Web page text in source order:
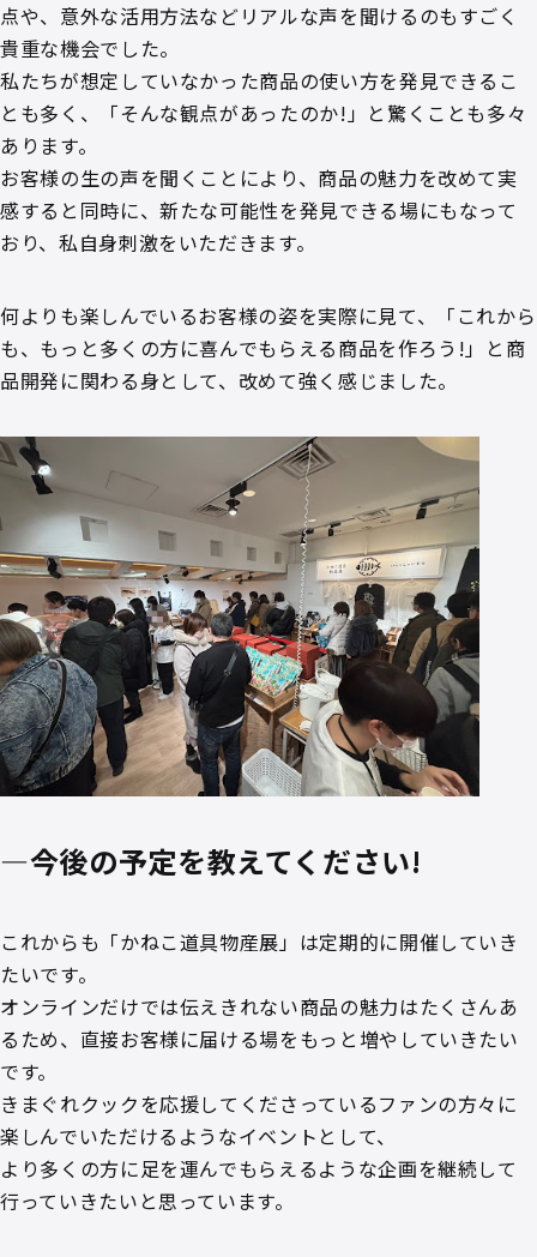
点や、意外な活用方法などリアルな声を聞けるのもすごく
貴重な機会でした。
私たちが想定していなかった商品の使い方を発見できるこ
とも多く、「そんな観点があったのか!」と驚くことも多々
あります。
お客様の生の声を聞くことにより、商品の魅力を改めて実
感すると同時に、新たな可能性を発見できる場にもなって
おり、私自身刺激をいただきます。
何よりも楽しんでいるお客様の姿を実際に見て、「これから
も、もっと多くの方に喜んでもらえる商品を作ろう!」と商
品開発に関わる身として、改めて強く感じました。
—今後の予定を教えてください!
これからも「かねこ道具物産展」は定期的に開催していき
たいです。
オンラインだけでは伝えきれない商品の魅力はたくさんあ
るため、直接お客様に届ける場をもっと増やしていきたい
です。
きまぐれクックを応援してくださっているファンの方々に
楽しんでいただけるようなイベントとして、
より多くの方に足を運んでもらえるような企画を継続して
行っていきたいと思っています。